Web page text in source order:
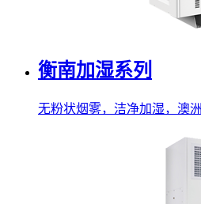
衡南加湿系列
无粉状烟雾，洁净加湿，澳